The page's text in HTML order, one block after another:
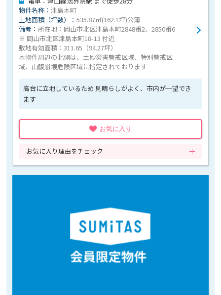
物件名称：津島本町
土地面積（坪数）：535.87㎡(162.1坪)公簿
備考： 所在地：岡山市北区津島本町2848番2、2850番6
※ 岡山市北区津島本町18-13 付近
敷地有効面積：311.65（94.27坪）
本物件周辺の北側は、土砂災害警戒区域、特別警戒区
域、山腹崩壊危険区域に指定されております
高台に立地しているため 見晴らしがよく、市内が一望でき
ます
お気に入り
お気に入り理由をチェック